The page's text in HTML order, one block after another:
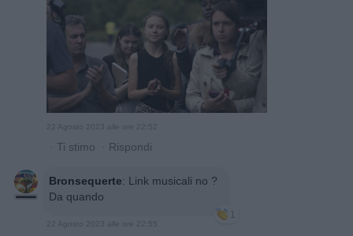
22 Agosto 2023 alle ore 22:52
· Ti stimo · Rispondi
Bronsequerte: Link musicali no ?
Da quando
1
22 Agosto 2023 alle ore 22:55